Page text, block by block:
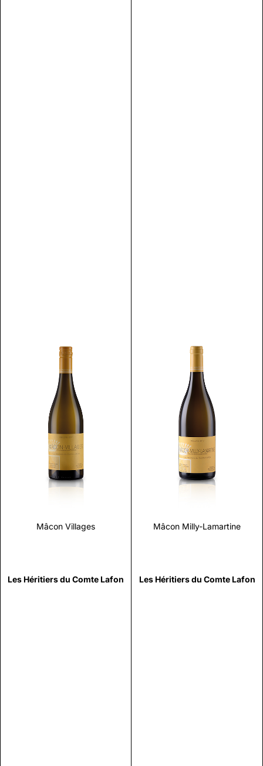
Mâcon Villages
Les Héritiers du Comte Lafon
Scopri
Mâcon Milly-Lamartine
Les Héritiers du Comte Lafon
Scopri